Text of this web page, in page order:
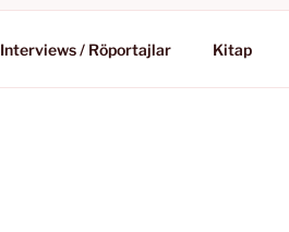
Interviews / Röportajlar Kitap